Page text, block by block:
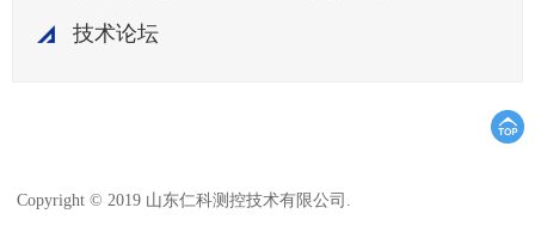
技术论坛
Copyright © 2019 山东仁科测控技术有限公司.